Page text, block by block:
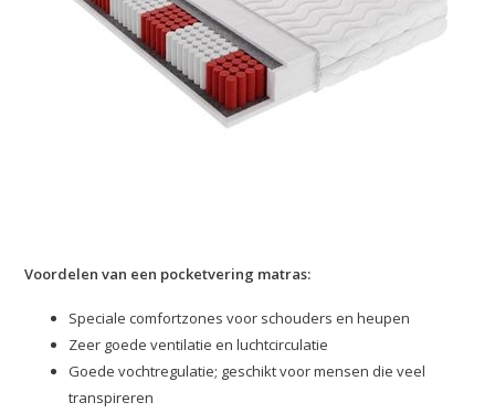
Voordelen van een pocketvering matras:
Speciale comfortzones voor schouders en heupen
Zeer goede ventilatie en luchtcirculatie
Goede vochtregulatie; geschikt voor mensen die veel
transpireren